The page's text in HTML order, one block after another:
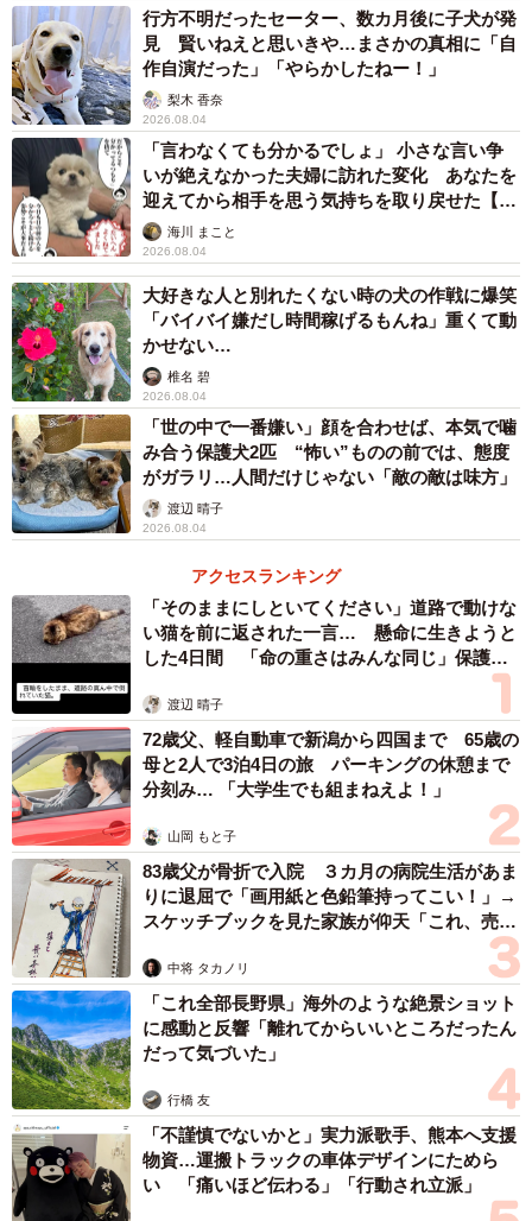
「友人ふたりが寝落ちしたあと、カムイはふたりの間に入
って一緒に寝ていました。目を覚ましたときに撮影したの
が今回の投稿写真です」
ーーカムイくんは、どんな性格か教えてください。
「大型犬というと怖いイメージがあるのですが、中身は甘
えん坊で人懐っこいです。寂しがり屋でもあり、家族が帰
ってくると全身で喜びます」
3/8
ゴロンと寝そべって笑みを浮かべるカムイくん（画像提供：ばいぱー
viper__503 避難所さん）
この投稿には、多くの人から笑いや共感のコメントが寄せ
られました。
「全員幸せそう」
「めちゃ馴染んでるw」
「なんだこの愛しい空間は？」
「おっさんの幸せそうな顔よ」
「画面いっぱいの幸せで和む」
「犬がちょっと嬉しそうなのがいい」
「大型犬もふもふは幸せになれますね」
「ワンワンもまんざらでは無さそう（笑）」
「犬好きならたまらないな。もふり倒された？？」
「もみくちゃにされてるのに笑顔なのが良いですね〜」
行方不明だったセーター、数カ月後に子犬が発
見 賢いねえと思いきや…まさかの真相に「自
作自演だった」「やらかしたねー！」
梨木 香奈
2026.08.04
「言わなくても分かるでしょ」 小さな言い争
いが絶えなかった夫婦に訪れた変化 あなたを
迎えてから相手を思う気持ちを取り戻せた【漫
画】海川 まこと
2026.08.04
大好きな人と別れたくない時の犬の作戦に爆笑
「バイバイ嫌だし時間稼げるもんね」重くて動
かせない…
椎名 碧
2026.08.04
「世の中で一番嫌い」顔を合わせば、本気で噛
み合う保護犬2匹 “怖い”ものの前では、態度
がガラリ…人間だけじゃない「敵の敵は味方」
渡辺 晴子
2026.08.04
アクセスランキング
「そのままにしといてください」道路で動けな
い猫を前に返された一言… 懸命に生きようと
した4日間 「命の重さはみんな同じ」保護団
渡辺 晴子
72歳父、軽自動車で新潟から四国まで 65歳の
母と2人で3泊4日の旅 パーキングの休憩まで
分刻み… 「大学生でも組まねえよ！」
山岡 もと子
83歳父が骨折で入院 ３カ月の病院生活があま
りに退屈で「画用紙と色鉛筆持ってこい！」→
スケッチブックを見た家族が仰天「これ、売れ
中将 タカノリ
「これ全部長野県」海外のような絶景ショット
に感動と反響「離れてからいいところだったん
だって気づいた」
行橋 友
「不謹慎でないかと」実力派歌手、熊本へ支援
物資…運搬トラックの車体デザインにためら
い 「痛いほど伝わる」「行動され立派」